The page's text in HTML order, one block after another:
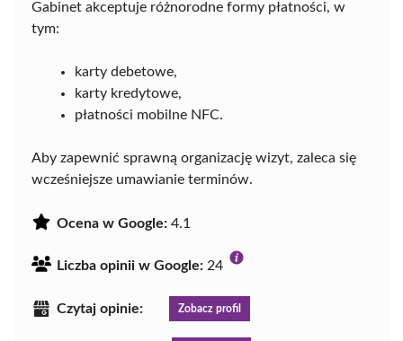
Gabinet akceptuje różnorodne formy płatności, w
tym:
karty debetowe,
karty kredytowe,
płatności mobilne NFC.
Aby zapewnić sprawną organizację wizyt, zaleca się
wcześniejsze umawianie terminów.
Ocena w Google: 4.1
Liczba opinii w Google: 24
Czytaj opinie: Zobacz profil